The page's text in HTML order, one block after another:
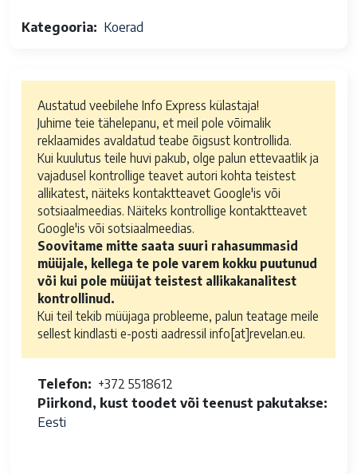
Kategooria Koerad
Austatud veebilehe Info Express külastaja!
Juhime teie tähelepanu, et meil pole võimalik
reklaamides avaldatud teabe õigsust kontrollida.
Kui kuulutus teile huvi pakub, olge palun ettevaatlik ja
vajadusel kontrollige teavet autori kohta teistest
allikatest, näiteks kontaktteavet Google'is või
sotsiaalmeedias. Näiteks kontrollige kontaktteavet
Google'is või sotsiaalmeedias.
Soovitame mitte saata suuri rahasummasid
müüjale, kellega te pole varem kokku puutunud
või kui pole müüjat teistest allikakanalitest
kontrollinud.
Kui teil tekib müüjaga probleeme, palun teatage meile
sellest kindlasti e-posti aadressil info[at]revelan.eu.
Telefon
+372 5518612
Piirkond, kust toodet või teenust pakutakse
Eesti